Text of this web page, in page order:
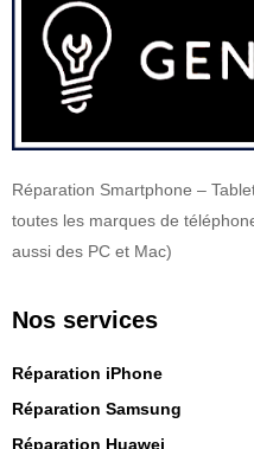
Réparation Smartphone –
toutes les marques de
aussi des PC et Mac)
Nos services
Réparation iPhone
Réparation Samsung
Réparation Huawei